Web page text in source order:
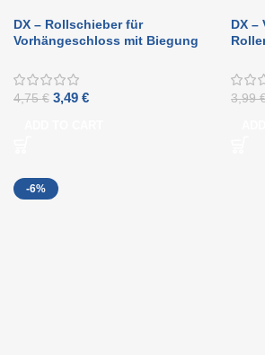
DX – Rollschieber für
Vorhängeschloss mit Biegung
4,75€ 3,49 €
DX –
3,99
-6%